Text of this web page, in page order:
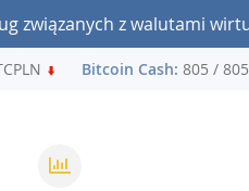
związanych z walutami
Bitcoin Cash:805 / 805